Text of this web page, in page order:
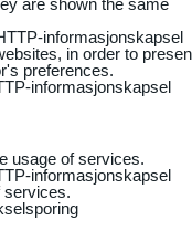
informasjonskapsel
in order to
preferences.
informasjonskapsel
usage of services.
informasjonskapsel
services.